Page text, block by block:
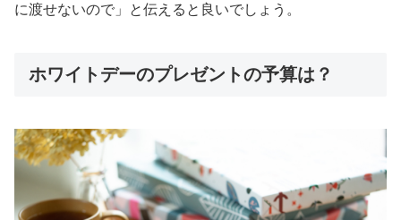
に渡せないので」と伝えると良いでしょう。
ホワイトデーのプレゼントの予算は？